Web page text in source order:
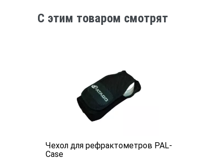
C этим товаром смотрят
Чехол для рефрактометров PAL-
Case